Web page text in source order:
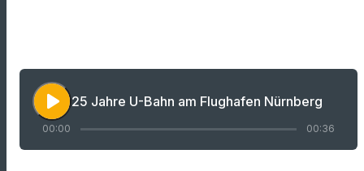
play_arrow 25 Jahre U-Bahn am Flughafen Nürnberg
00:00 00:36